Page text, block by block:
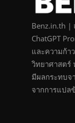
Benz.in.th |
ChatGPT
และความก้า
วิทยาศาสตร์
มีผลกระทบจ
จากการแปล